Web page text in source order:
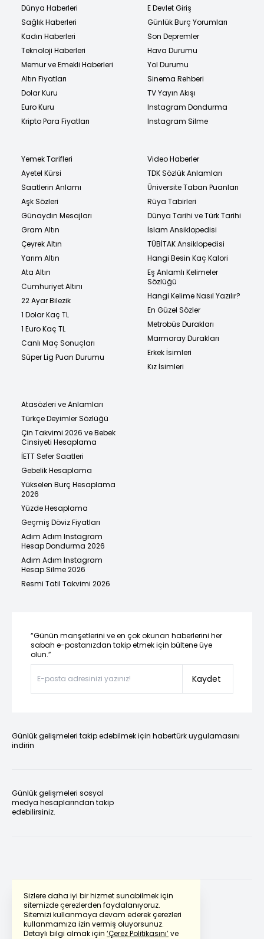
Sizlere daha iyi bir hizmet sunabilmek için
sitemizde çerezlerden faydalanıyoruz.
Sitemizi kullanmaya devam ederek çerezleri
kullanmamıza izin vermiş oluyorsunuz.
Detaylı bilgi almak için ‘Çerez Politikasını’ve
Dünya Haberleri
Sağlık Haberleri
Kadın Haberleri
Teknoloji Haberleri
Memur ve Emekli Haberleri
Altın Fiyatları
Dolar Kuru
Euro Kuru
Kripto Para Fiyatları
E Devlet Giriş
Günlük Burç Yorumları
Son Depremler
Hava Durumu
Yol Durumu
Sinema Rehberi
TV Yayın Akışı
Instagram Dondurma
Instagram Silme
Yemek Tarifleri
Ayetel Kürsi
Saatlerin Anlamı
Aşk Sözleri
Günaydın Mesajları
Gram Altın
Çeyrek Altın
Yarım Altın
Ata Altın
Cumhuriyet Altını
22 Ayar Bilezik
1 Dolar Kaç TL
1 Euro Kaç TL
Canlı Maç Sonuçları
Süper Lig Puan Durumu
Video Haberler
TDK Sözlük Anlamları
Üniversite Taban Puanları
Rüya Tabirleri
Dünya Tarihi ve Türk Tarihi
İslam Ansiklopedisi
TÜBİTAK Ansiklopedisi
Hangi Besin Kaç Kalori
Eş Anlamlı Kelimeler
Sözlüğü
Hangi Kelime Nasıl Yazılır?
En Güzel Sözler
Metrobüs Durakları
Marmaray Durakları
Erkek İsimleri
Kız İsimleri
Atasözleri ve Anlamları
Türkçe Deyimler Sözlüğü
Çin Takvimi 2026 ve Bebek
Cinsiyeti Hesaplama
İETT Sefer Saatleri
Gebelik Hesaplama
Yükselen Burç Hesaplama
2026
Yüzde Hesaplama
Geçmiş Döviz Fiyatları
Adım Adım Instagram
Hesap Dondurma 2026
Adım Adım Instagram
Hesap Silme 2026
Resmi Tatil Takvimi 2026
“Günün manşetlerini ve en çok okunan haberlerini her
sabah e-postanızdan takip etmek için bültene üye
olun.”
Kaydet
Günlük gelişmeleri takip edebilmek için habertürk uygulamasını
indirin
Günlük gelişmeleri sosyal
medya hesaplarından takip
edebilirsiniz.
Powered by Translate